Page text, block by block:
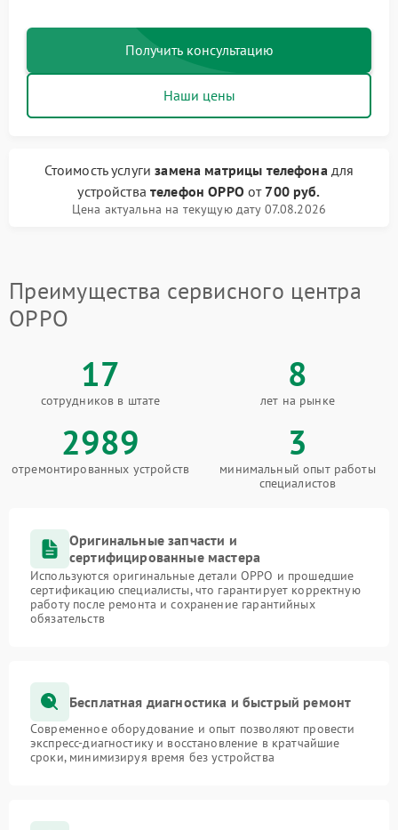
Получить консультацию
Наши цены
Стоимость услугизамена матрицы телефонадля
устройствателефон OPPO от 700 руб.
Цена актуальна на текущую дату 07.08.2026
Преимущества сервисного центра
OPPO
17
сотрудников в штате
8
лет на рынке
2989
отремонтированных устройств
3
минимальный опыт работы
специалистов
Оригинальные запчасти и
сертифицированные мастера
Используются оригинальные детали OPPO и прошедшие
сертификацию специалисты, что гарантирует корректную
работу после ремонта и сохранение гарантийных
обязательств
Бесплатная диагностика и быстрый ремонт
Современное оборудование и опыт позволяют провести
экспресс-диагностику и восстановление в кратчайшие
сроки, минимизируя время без устройства